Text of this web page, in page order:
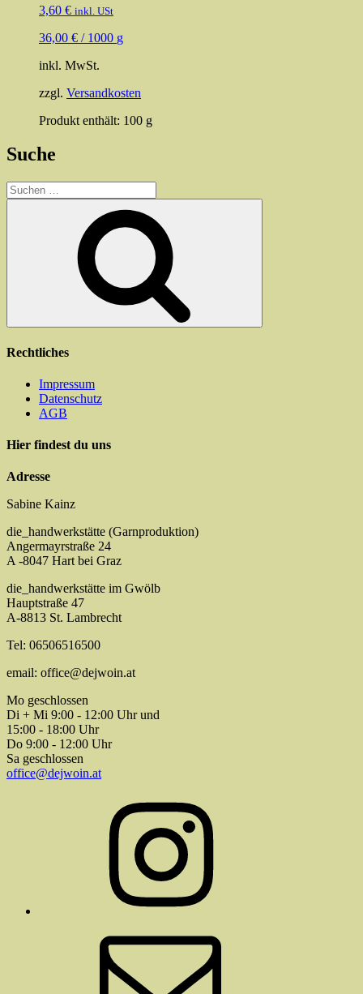
3,60 € inkl. USt
36,00 € / 1000 g
inkl. MwSt.
zzgl. Versandkosten
Produkt enthält: 100 g
Suche
Suchen
nach:
Rechtliches
Impressum
Datenschutz
AGB
Hier findest du uns
Adresse
Sabine Kainz
die_handwerkstätte (Garnproduktion)
Angermayrstraße 24
A -8047 Hart bei Graz
die_handwerkstätte im Gwölb
Hauptstraße 47
A-8813 St. Lambrecht
Tel: 06506516500
email: office@dejwoin.at
Mo geschlossen
Di + Mi 9:00 - 12:00 Uhr und
15:00 - 18:00 Uhr
Do 9:00 - 12:00 Uhr
Sa geschlossen
office@dejwoin.at